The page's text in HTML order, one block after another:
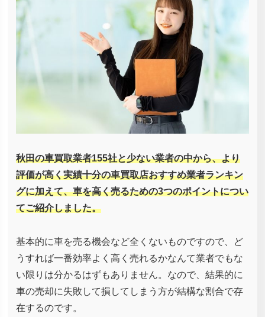
秋田の車買取業者155社と少ない業者の中から、より
評価が高く実績十分の車買取店おすすめ業者ランキン
グに加えて、車を高く売るための3つのポイントについ
てご紹介しました。
基本的に車を売る機会など全くないものですので、ど
うすれば一番効率よく高く売れるかなんて業者でもな
い限りは分かるはずもありません。なので、結果的に
車の売却に失敗して損してしまう方が結構な割合で存
在するのです。